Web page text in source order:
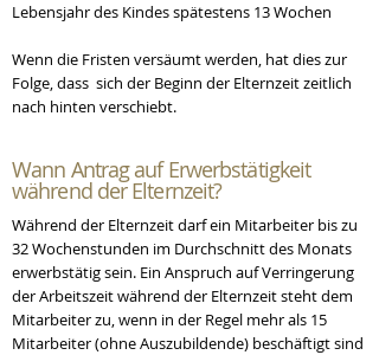
Lebensjahr des Kindes spätestens 13 Wochen
Wenn die Fristen versäumt werden, hat dies zur
Folge, dass sich der Beginn der Elternzeit zeitlich
nach hinten verschiebt.
Wann Antrag aufErwerbstätigkeit
während der Elternzeit?
Während der Elternzeit darf ein Mitarbeiter bis zu
32 Wochenstunden im Durchschnitt des Monats
erwerbstätig sein. Ein Anspruch auf Verringerung
der Arbeitszeit während der Elternzeit steht dem
Mitarbeiter zu, wenn in der Regel mehr als 15
Mitarbeiter (ohne Auszubildende) beschäftigt sind